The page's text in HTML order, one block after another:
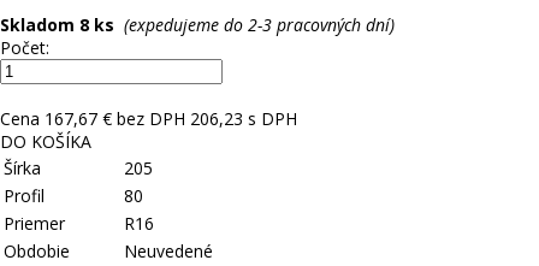
Skladom 8 ks (expedujeme do 2-3 pracovných dní)
Počet:
Cena 167,67 € bez DPH 206,23 s DPH
DO KOŠÍKA
Šírka
205
Profil
80
Priemer
R16
Obdobie
Neuvedené